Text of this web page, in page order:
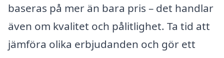
baseras på mer än bara pris – det handlar
även om kvalitet och pålitlighet. Ta tid att
jämföra olika erbjudanden och gör ett